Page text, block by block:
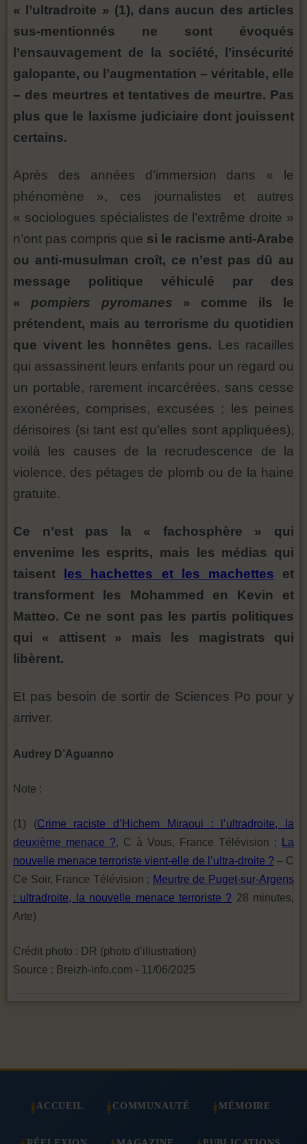
« l’ultradroite » (1), dans aucun des articles
sus-mentionnés ne sont évoqués
l’ensauvagement de la société, l’insécurité
galopante, ou l’augmentation – véritable, elle
– des meurtres et tentatives de meurtre. Pas
plus que le laxisme judiciaire dont jouissent
certains.
Après des années d’immersion dans « le
phénomène », ces journalistes et autres
« sociologues spécialistes de l’extrême droite »
n’ont pas compris que si le racisme anti-Arabe
ou anti-musulman croît, ce n’est pas dû au
message politique véhiculé par des
«pompiers pyromanes » comme ils le
prétendent, mais au terrorisme du quotidien
que vivent les honnêtes gens. Les racailles
qui assassinent leurs enfants pour un regard ou
un portable, rarement incarcérées, sans cesse
exonérées, comprises, excusées ; les peines
dérisoires (si tant est qu’elles sont appliquées),
voilà les causes de la recrudescence de la
violence, des pétages de plomb ou de la haine
gratuite.
Ce n’est pas la « fachosphère » qui
envenime les esprits, mais les médias qui
taisent
les hachettes et les machettes et
transforment les Mohammed en Kevin et
Matteo. Ce ne sont pas les partis politiques
qui « attisent » mais les magistrats qui
libèrent.
Et pas besoin de sortir de Sciences Po pour y
arriver.
Audrey D’Aguanno
Note :
(1) (Crime raciste d’Hichem Miraoui : l’ultradroite, la
deuxième menace ?, C à Vous, France Télévision ;
La
nouvelle menace terroriste vient-elle de l’ultra-droite ? – C
Ce Soir, France Télévision ; Meurtre de Puget-sur-Argens
: ultradroite, la nouvelle menace terroriste ? 28 minutes,
Arte)
Crédit photo : DR (photo d’illustration)
Source : Breizh-info.com - 11/06/2025
ACCUEIL COMMUNAUTÉ MÉMOIRE